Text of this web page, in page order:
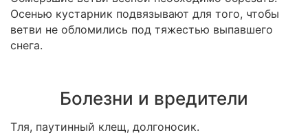
Осенью кустарник подвязывают для того, чтобы
ветви не обломились под тяжестью выпавшего
снега.
Болезни и вредители
Тля, паутинный клещ, долгоносик.